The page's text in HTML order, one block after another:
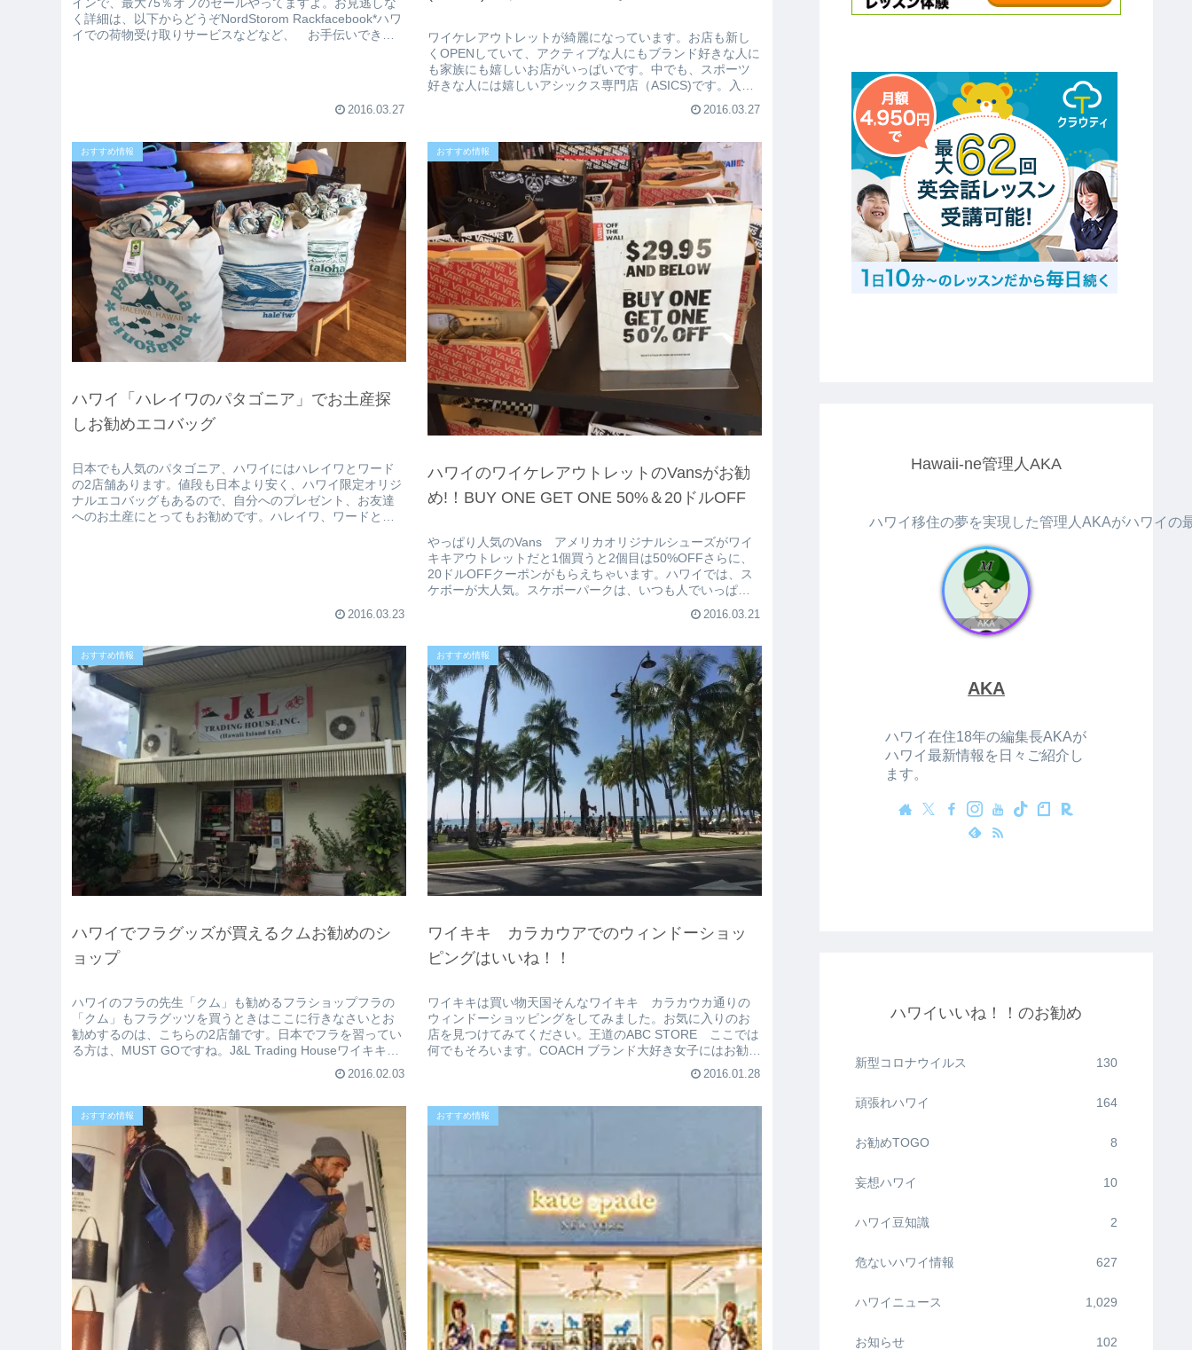
く詳細は、以下からどうぞNordStorom Rackfacebook*ハワ
イでの荷物受け取りサービスなどなど、 お手伝いできる
2016.03.27
ワイケレアウトレットが綺麗になっています。お店も新し
くOPENしていて、アクティブな人にもブランド好きな人に
も家族にも嬉しいお店がいっぱいです。中でも、スポーツ
好きな人には嬉しいアシックス専門店（ASICS)です。入り
2016.03.27
おすすめ情報
ハワイ「ハレイワのパタゴニア」でお土産探
しお勧めエコバッグ
日本でも人気のパタゴニア、ハワイにはハレイワとワード
の2店舗あります。値段も日本より安く、ハワイ限定オリジ
ナルエコバッグもあるので、自分へのプレゼント、お友達
へのお土産にとってもお勧めです。ハレイワ、ワードとも
2016.03.23
おすすめ情報
ハワイのワイケレアウトレットのVansがお勧
め!！BUY ONE GET ONE 50%＆20ドルOFF
やっぱり人気のVans アメリカオリジナルシューズがワイ
キキアウトレットだと1個買うと2個目は50%OFFさらに、
20ドルOFFクーポンがもらえちゃいます。ハワイでは、ス
ケボーが大人気。スケボーパークは、いつも人でいっぱい
2016.03.21
おすすめ情報
ハワイでフラグッズが買えるクムお勧めのシ
ョップ
ハワイのフラの先生「クム」も勧めるフラショップフラの
「クム」もフラグッツを買うときはここに行きなさいとお
勧めするのは、こちらの2店舗です。日本でフラを習ってい
る方は、MUST GOですね。J&L Trading Houseワイキキか
2016.02.03
おすすめ情報
ワイキキ カラカウアでのウィンドーショッ
ピングはいいね！！
ワイキキは買い物天国そんなワイキキ カラカウカ通りの
ウィンドーショッピングをしてみました。お気に入りのお
店を見つけてみてください。王道のABC STORE ここでは
何でもそろいます。COACH ブランド大好き女子にはお勧め
2016.01.28
おすすめ情報 おすすめ情報
Hawaii-ne管理人AKA
ハワイ移住の夢を実現した管理人AKAがハワイの
AKA
ハワイ在住18年の編集長AKAが
ハワイ最新情報を日々ご紹介し
ます。
ハワイいいね！！のお勧め
新型コロナウイルス 130
頑張れハワイ 164
お勧めTOGO 8
妄想ハワイ 10
ハワイ豆知識 2
危ないハワイ情報 627
ハワイニュース 1,029
お知らせ 102